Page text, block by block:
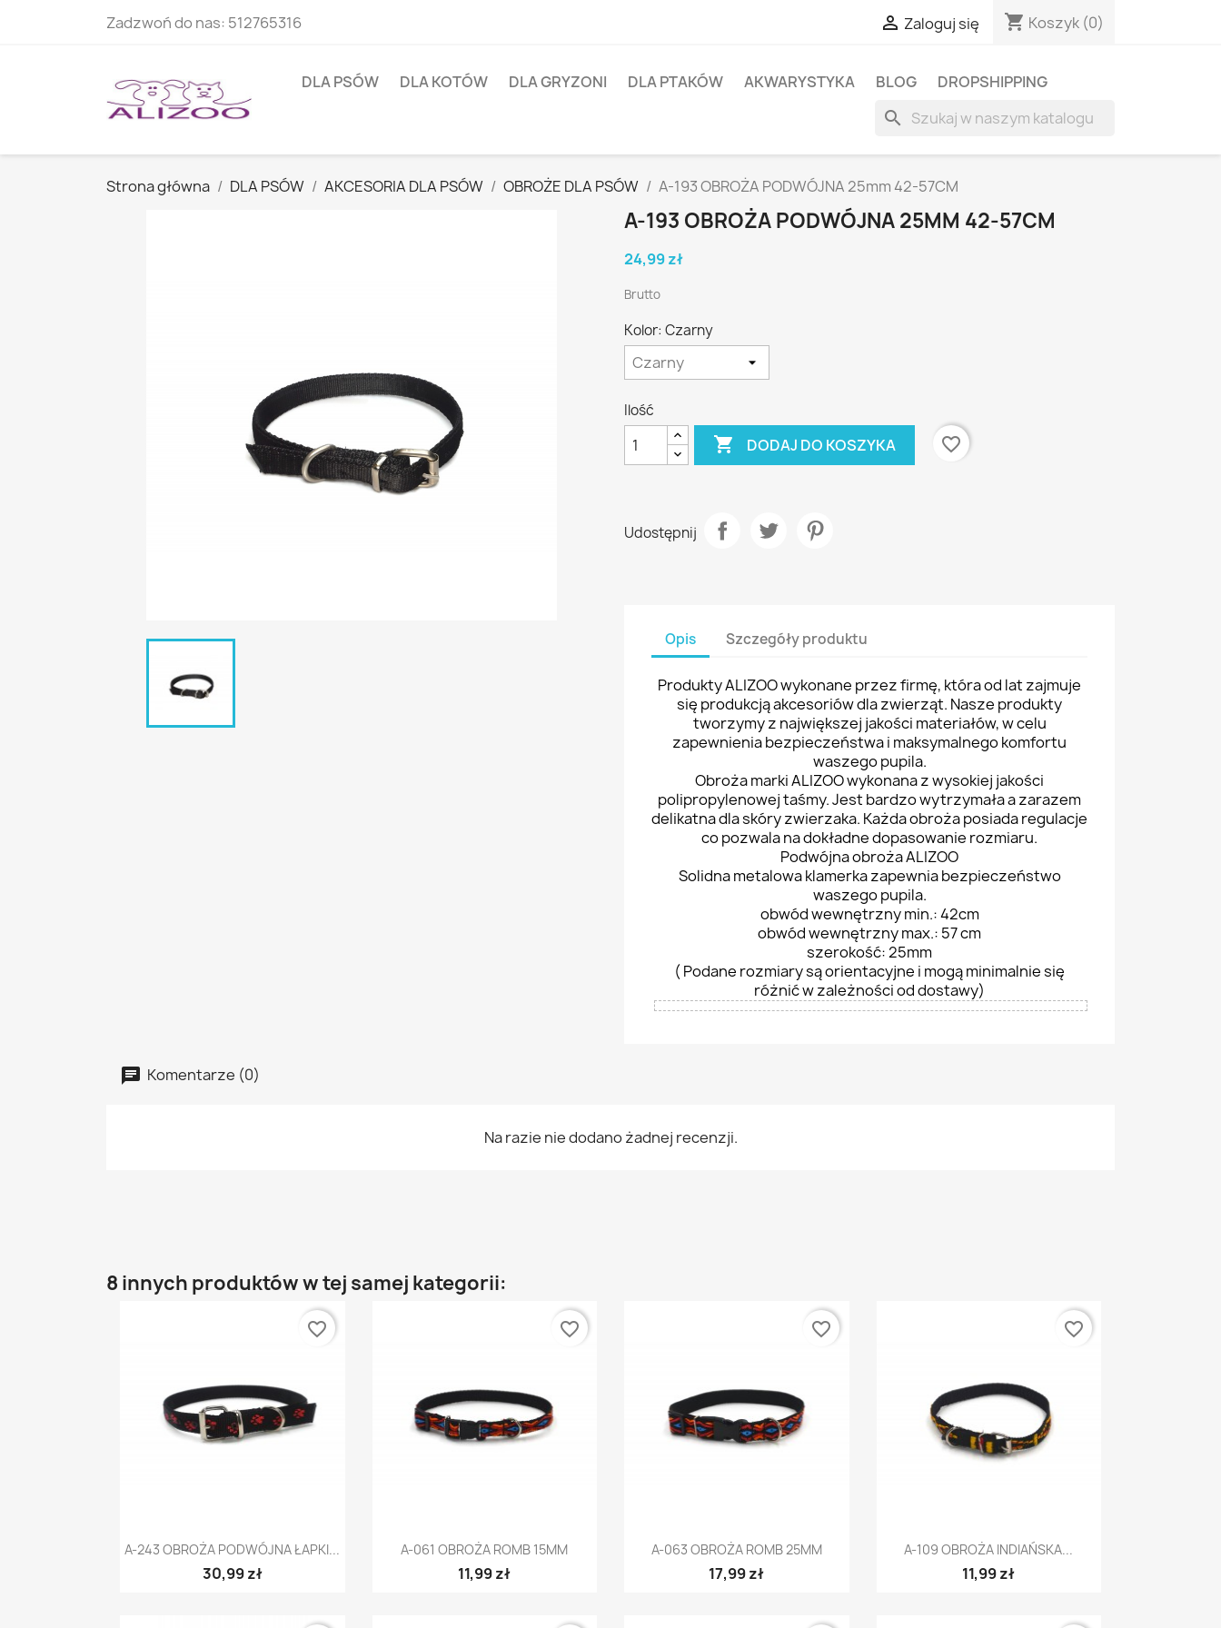
Zadzwoń do nas: 512765316  Zaloguj się shopping_cart Koszyk (0)
DLA PSÓW DLA KOTÓW DLA GRYZONI DLA PTAKÓW AKWARYSTYKA BLOG DROPSHIPPING
search
Strona główna DLA PSÓW AKCESORIA DLA PSÓW OBROŻE DLA PSÓW A-193 OBROŻA PODWÓJNA 25mm 42-57CM
A-193 OBROŻA PODWÓJNA 25MM 42-57CM
24,99 zł
Brutto
Kolor: Czarny
Ilość
 DODAJ DO KOSZYKA favorite_border
Udostępnij
Opis Szczegóły produktu
Produkty ALIZOO wykonane przez firmę, która od lat zajmuje
się produkcją akcesoriów dla zwierząt. Nasze produkty
tworzymy z największej jakości materiałów, w celu
zapewnienia bezpieczeństwa i maksymalnego komfortu
waszego pupila.
Obroża marki ALIZOO wykonana z wysokiej jakości
polipropylenowej taśmy. Jest bardzo wytrzymała a zarazem
delikatna dla skóry zwierzaka. Każda obroża posiada regulacje
co pozwala na dokładne dopasowanie rozmiaru.
Podwójna obroża ALIZOO
Solidna metalowa klamerka zapewnia bezpieczeństwo
waszego pupila.
obwód wewnętrzny min.: 42cm
obwód wewnętrzny max.: 57 cm
szerokość: 25mm
( Podane rozmiary są orientacyjne i mogą minimalnie się
różnić w zależności od dostawy)
Komentarze (0)
Na razie nie dodano żadnej recenzji.
8 innych produktów w tej samej kategorii:
Szybki podgląd
A-243 OBROŻA PODWÓJNA ŁAPKI...
30,99 zł
favorite_border
Szybki podgląd
A-061 OBROŻA ROMB 15MM
11,99 zł
favorite_border
Szybki podgląd
A-063 OBROŻA ROMB 25MM
17,99 zł
favorite_border
Szybki podgląd
A-109 OBROŻA INDIAŃSKA...
11,99 zł
favorite_border